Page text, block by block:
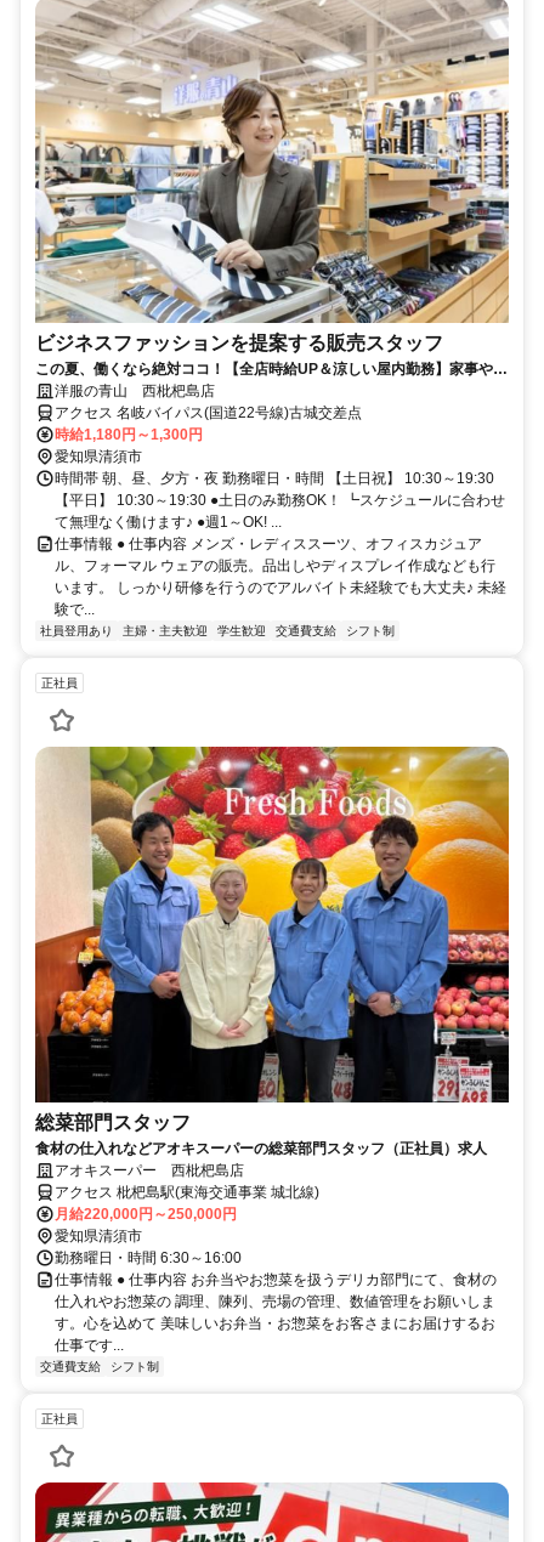
ビジネスファッションを提案する販売スタッフ
この夏、働くなら絶対ココ！【全店時給UP＆涼しい屋内勤務】家事や学
校と両立しやすいシフト制♪
洋服の青山 西枇杷島店
アクセス 名岐バイパス(国道22号線)古城交差点
時給1,180円～1,300円
愛知県清須市
時間帯 朝、昼、夕方・夜 勤務曜日・時間 【土日祝】 10:30～19:30
【平日】 10:30～19:30 ●土日のみ勤務OK！ ┗スケジュールに合わせ
て無理なく働けます♪ ●週1～OK! ...
仕事情報 ● 仕事内容 メンズ・レディススーツ、オフィスカジュア
ル、フォーマル ウェアの販売。品出しやディスプレイ作成なども行
います。 しっかり研修を行うのでアルバイト未経験でも大丈夫♪ 未経
験で...
社員登用あり 主婦・主夫歓迎 学生歓迎 交通費支給 シフト制
正社員
総菜部門スタッフ
食材の仕入れなどアオキスーパーの総菜部門スタッフ（正社員）求人
アオキスーパー 西枇杷島店
アクセス 枇杷島駅(東海交通事業 城北線)
月給220,000円～250,000円
愛知県清須市
勤務曜日・時間 6:30～16:00
仕事情報 ● 仕事内容 お弁当やお惣菜を扱うデリカ部門にて、食材の
仕入れやお惣菜の 調理、陳列、売場の管理、数値管理をお願いしま
す。心を込めて 美味しいお弁当・お惣菜をお客さまにお届けするお
仕事です...
交通費支給 シフト制
正社員